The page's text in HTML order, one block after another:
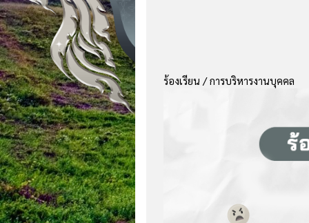
ร้องเรียน / การบริหารงานบุคคล